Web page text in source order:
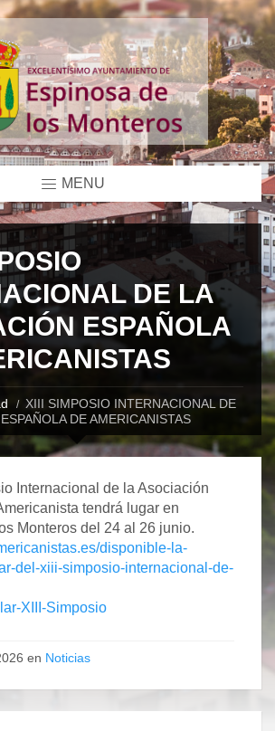
MENU
DE LA
ESPAÑOLA
XIII SIMPOSIO INTERNACIONAL DE
DE AMERICANISTAS
Internacional de la Asociación
tendrá lugar en
Monteros del 24 al 26 junio.
disponible-la-
del-xiii-simposio-internacional-de-
XIII-Simposio
en Noticias